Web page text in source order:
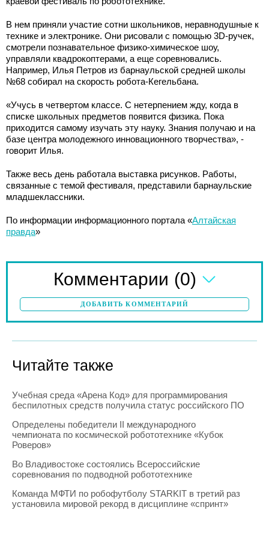
В нем приняли участие сотни школьников, неравнодушные к
технике и электронике. Они рисовали с помощью 3D-ручек,
смотрели познавательное физико-химическое шоу,
управляли квадрокоптерами, а еще соревновались.
Например, Илья Петров из барнаульской средней школы
№68 собирал на скорость робота-Кегельбана.
«Учусь в четвертом классе. С нетерпением жду, когда в
списке школьных предметов появится физика. Пока
приходится самому изучать эту науку. Знания получаю и на
базе центра молодежного инновационного творчества», -
говорит Илья.
Также весь день работала выставка рисунков. Работы,
связанные с темой фестиваля, представили барнаульские
младшеклассники.
По информации информационного портала «Алтайская
правда»
Комментарии (0)
ДОБАВИТЬ КОММЕНТАРИЙ
Читайте также
Учебная среда «Арена Код» для программирования
беспилотных средств получила статус российского ПО
Определены победители II международного
чемпионата по космической робототехнике «Кубок
Роверов»
Во Владивостоке состоялись Всероссийские
соревнования по подводной робототехнике
Команда МФТИ по робофутболу STARKIT в третий раз
установила мировой рекорд в дисциплине «спринт»